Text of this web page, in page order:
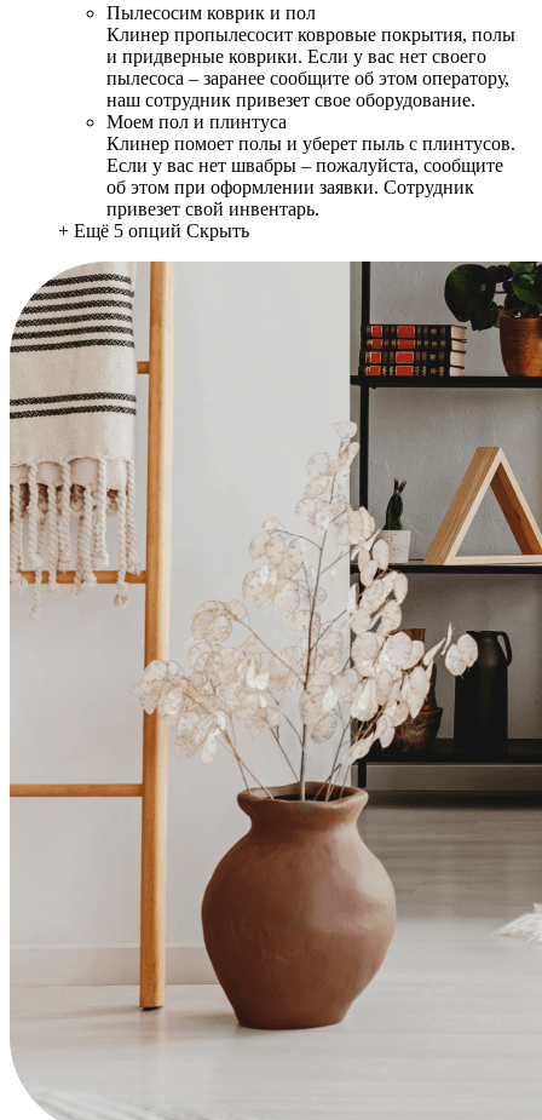
Пылесосим коврик и пол
Клинер пропылесосит ковровые покрытия, полы
и придверные коврики. Если у вас нет своего
пылесоса – заранее сообщите об этом оператору,
наш сотрудник привезет свое оборудование.
Моем пол и плинтуса
Клинер помоет полы и уберет пыль с плинтусов.
Если у вас нет швабры – пожалуйста, сообщите
об этом при оформлении заявки. Сотрудник
привезет свой инвентарь.
+ Ещё 5 опций Скрыть